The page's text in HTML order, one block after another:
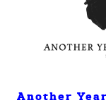
Another